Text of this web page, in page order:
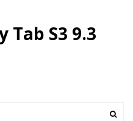
Tab S3 9.3